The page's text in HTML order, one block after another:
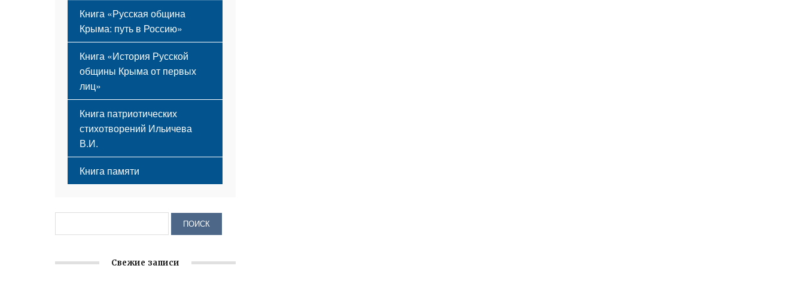
Книга «Русская община
Крыма: путь в Россию»
Книга «История Русской
общины Крыма от первых
лиц»
Книга патриотических
стихотворений Ильичева
В.И.
Книга памяти
Свежие записи